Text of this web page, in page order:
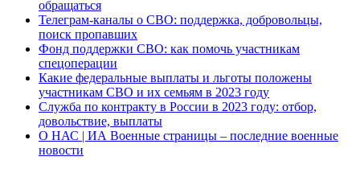
обращаться
Телеграм-каналы о СВО: поддержка, добровольцы,
поиск пропавших
Фонд поддержки СВО: как помочь участникам
спецоперации
Какие федеральные выплаты и льготы положены
участникам СВО и их семьям в 2023 году
Служба по контракту в России в 2023 году: отбор,
довольствие, выплаты
О НАС | ИА Военные страницы – последние военные
новости